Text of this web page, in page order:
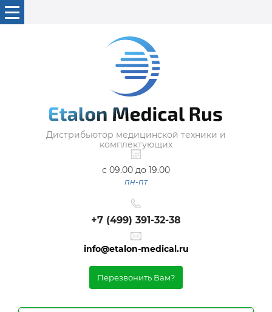
Дистрибьютор медицинской техники и
комплектующих
с 09.00 до 19.00
пн-пт
+7 (499) 391-32-38
info@etalon-medical.ru
Перезвонить Вам?